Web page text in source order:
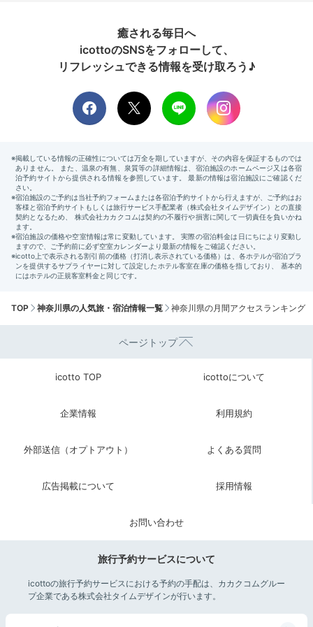
癒される毎日へ
icottoのSNSをフォローして、
リフレッシュできる情報を受け取ろう♪
TOP 神奈川県の人気旅・宿泊情報一覧 神奈川県の月間アクセスランキング
ページトップ
icotto TOP icottoについて
企業情報 利用規約
外部送信（オプトアウト） よくある質問
広告掲載について 採用情報
お問い合わせ
旅行予約サービスについて
icottoの旅行予約サービスにおける予約の手配は、カカクコムグルー
プ企業である株式会社タイムデザインが行います。